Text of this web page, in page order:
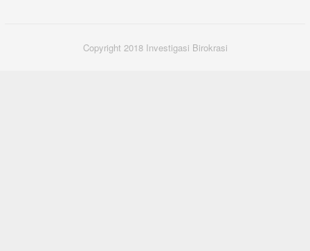
Copyright 2018 Investigasi Birokrasi